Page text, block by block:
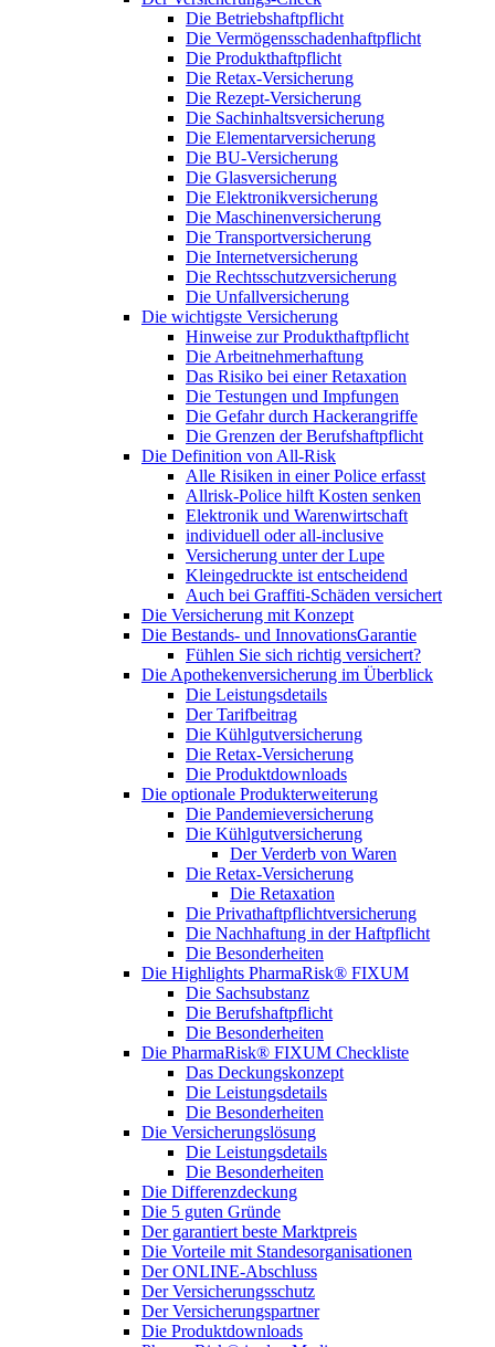
Die Betriebshaftpflicht
Die Vermögensschadenhaftpflicht
Die Produkthaftpflicht
Die Retax-Versicherung
Die Rezept-Versicherung
Die Sachinhaltsversicherung
Die Elementarversicherung
Die BU-Versicherung
Die Glasversicherung
Die Elektronikversicherung
Die Maschinenversicherung
Die Transportversicherung
Die Internetversicherung
Die Rechtsschutzversicherung
Die Unfallversicherung
Die wichtigste Versicherung
Hinweise zur Produkthaftpflicht
Die Arbeitnehmerhaftung
Das Risiko bei einer Retaxation
Die Testungen und Impfungen
Die Gefahr durch Hackerangriffe
Die Grenzen der Berufshaftpflicht
Die Definition von All-Risk
Alle Risiken in einer Police erfasst
Allrisk-Police hilft Kosten senken
Elektronik und Warenwirtschaft
individuell oder all-inclusive
Versicherung unter der Lupe
Kleingedruckte ist entscheidend
Auch bei Graffiti-Schäden versichert
Die Versicherung mit Konzept
Die Bestands- und InnovationsGarantie
Fühlen Sie sich richtig versichert?
Die Apothekenversicherung im Überblick
Die Leistungsdetails
Der Tarifbeitrag
Die Kühlgutversicherung
Die Retax-Versicherung
Die Produktdownloads
Die optionale Produkterweiterung
Die Pandemieversicherung
Die Kühlgutversicherung
Der Verderb von Waren
Die Retax-Versicherung
Die Retaxation
Die Privathaftpflichtversicherung
Die Nachhaftung in der Haftpflicht
Die Besonderheiten
Die Highlights PharmaRisk® FIXUM
Die Sachsubstanz
Die Berufshaftpflicht
Die Besonderheiten
Die PharmaRisk® FIXUM Checkliste
Das Deckungskonzept
Die Leistungsdetails
Die Besonderheiten
Die Versicherungslösung
Die Leistungsdetails
Die Besonderheiten
Die Differenzdeckung
Die 5 guten Gründe
Der garantiert beste Marktpreis
Die Vorteile mit Standesorganisationen
Der ONLINE-Abschluss
Der Versicherungsschutz
Der Versicherungspartner
Die Produktdownloads